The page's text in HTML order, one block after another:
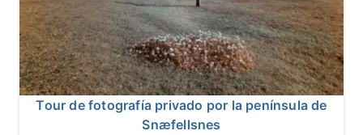
Tour de fotografía privado por la península de
Snæfellsnes